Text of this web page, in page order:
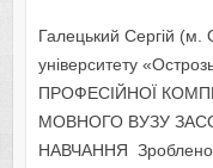
Галецький Сергій (м.
університету
ПРОФЕСІЙНОЇ
МОВНОГО ВУЗУ
НАВЧАННЯ Зроблено